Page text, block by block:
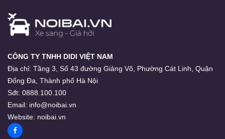
CÔNG TY TNHH DIDI VIỆT NAM
Địa chỉ: Tầng 3, Số 43 đường Giảng Võ, Phường Cát Linh, Quận
Đống Đa, Thành phố Hà Nội
Sđt: 0888.100.100
Email: info@noibai.vn
Website: noibai.vn